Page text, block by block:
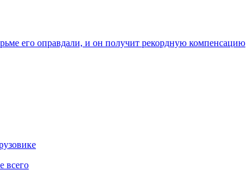
его оправдали, и он получит рекордную компенсацию
всего